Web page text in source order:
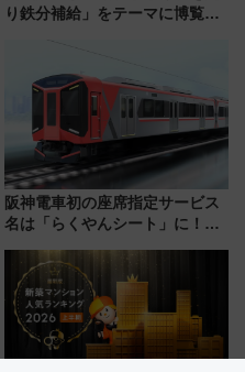
り鉄分補給」をテーマに博覧会
験ブースも アクセスや申込方法
を解説
阪神電車初の座席指定サービス
名は「らくやんシート」に！新
を快適移動